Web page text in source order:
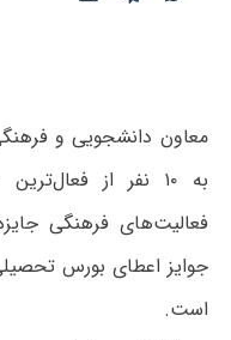
معاون دانشجویی و
به ۱۰ نفر از
فعالیت‌های فرهنگی
است.